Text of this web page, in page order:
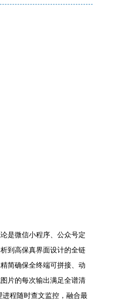
是微信小程序、公众号定
到高保真界面设计的全链
简确保全终端可拼接、动
片的每次输出满足全谱清
程随时查文监控，融合最